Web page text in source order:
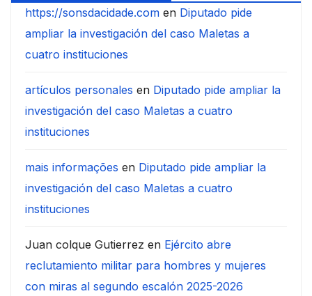
https://sonsdacidade.com en Diputado pide
ampliar la investigación del caso Maletas a
cuatro instituciones
artículos personales en Diputado pide ampliar la
investigación del caso Maletas a cuatro
instituciones
mais informações en Diputado pide ampliar la
investigación del caso Maletas a cuatro
instituciones
Juan colque Gutierrez en Ejército abre
reclutamiento militar para hombres y mujeres
con miras al segundo escalón 2025-2026